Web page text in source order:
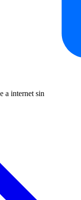
a internet sin